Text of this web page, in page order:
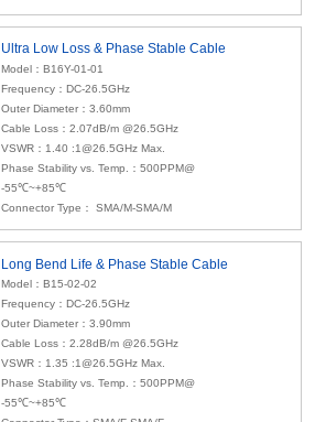
Ultra Low Loss & Phase Stable Cable
Model：B16Y-01-01
Frequency：DC-26.5GHz
Outer Diameter：3.60mm
Cable Loss：2.07dB/m @26.5GHz
VSWR：1.40 :1@26.5GHz Max.
Phase Stability vs. Temp.：500PPM@
-55℃~+85℃
Connector Type： SMA/M-SMA/M
Long Bend Life & Phase Stable Cable
Model：B15-02-02
Frequency：DC-26.5GHz
Outer Diameter：3.90mm
Cable Loss：2.28dB/m @26.5GHz
VSWR：1.35 :1@26.5GHz Max.
Phase Stability vs. Temp.：500PPM@
-55℃~+85℃